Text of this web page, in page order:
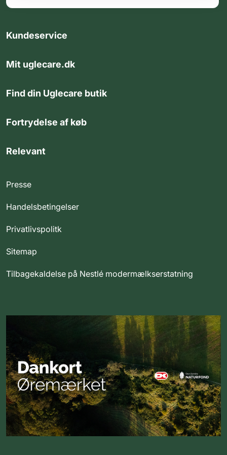
Kundeservice
Mit uglecare.dk
Find din Uglecare butik
Fortrydelse af køb
Relevant
Presse
Handelsbetingelser
Privatlivspolitk
Sitemap
Tilbagekaldelse på Nestlé modermælkserstatning